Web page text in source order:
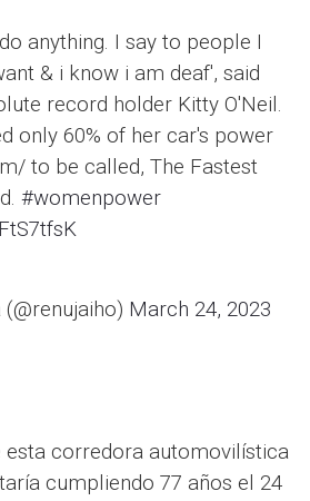
anything. I say to people I
& i know i am deaf', said
record holder Kitty O'Neil.
only 60% of her car's power
to be called, The Fastest
#womenpower
March 24, 2023
esta corredora automovilística
cumpliendo 77 años el 24